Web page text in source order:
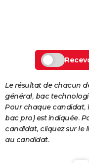
Se connecter
Entreprises
Service militaire
Avis de recherche
AVIS DE DÉCÈS
FORUM
Bricolage
Lifestyle
Culture
Sport
Auto
Television
Voyage
Cinema
Le résultat de chacun
général, bac
Pour chaque candidat,
bac pro) est indiquée.
candidat, cliquez sur le
au candidat.